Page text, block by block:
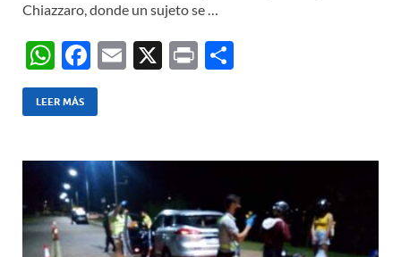
Chiazzaro, donde un sujeto se …
W
h
at
A
p
p
F
ac
e
o
o
k
E
X
P
ar
ti
r
LEER MÁS